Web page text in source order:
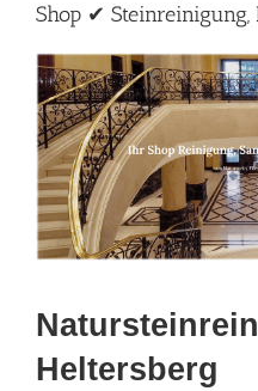
Shop ✔
Heltersberg